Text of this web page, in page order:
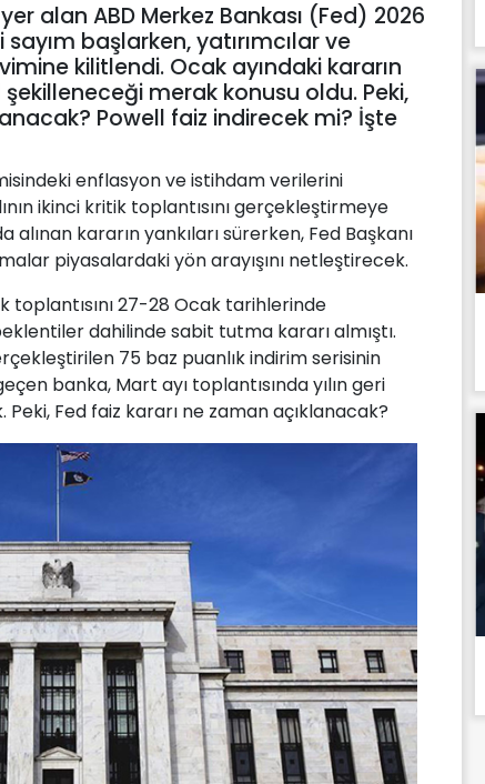
alan ABD Merkez Bankası (Fed) 2026
sayım başlarken, yatırımcılar ve
kilitlendi. Ocak ayındaki kararın
şekilleneceği merak konusu oldu. Peki,
Powell faiz indirecek mi? İşte
enflasyon ve istihdam verilerini
ikinci kritik toplantısını gerçekleştirmeye
alınan kararın yankıları sürerken, Fed Başkanı
piyasalardaki yön arayışını netleştirecek.
toplantısını 27-28 Ocak tarihlerinde
dahilinde sabit tutma kararı almıştı.
75 baz puanlık indirim serisinin
banka, Mart ayı toplantısında yılın geri
Peki, Fed faiz kararı ne zaman açıklanacak?